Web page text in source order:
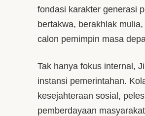
fondasi karakter generasi
bertakwa, berakhlak
calon pemimpin masa
Tak hanya fokus internal,
instansi pemerintahan.
kesejahteraan sosial,
pemberdayaan